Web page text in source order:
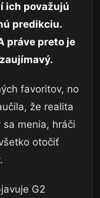
ich považujú
predikciu.
práve preto je
favoritov, no
že realita
menia, hráči
otočiť
G2